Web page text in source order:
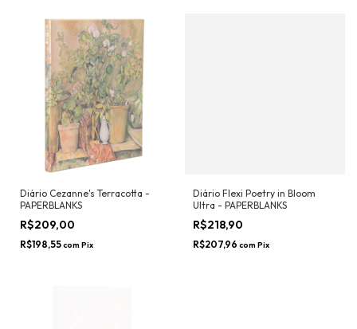
Diário Cezanne's Terracotta -
PAPERBLANKS
R$209,00
R$198,55com Pix
Diário Flexi Poetry in Bloom
Ultra - PAPERBLANKS
R$218,90
R$207,96 com Pix